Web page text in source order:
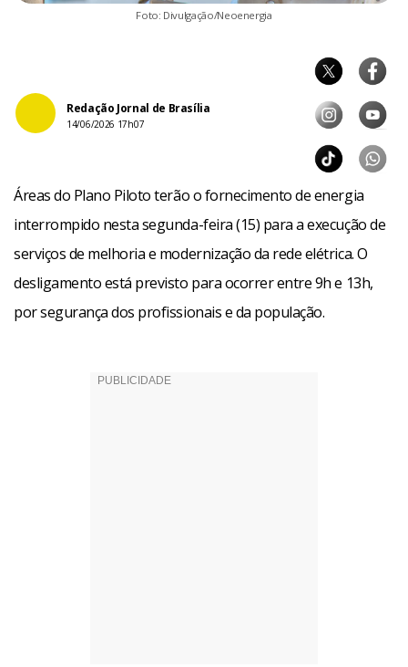
Foto: Divulgação/Neoenergia
Redação Jornal de Brasília
14/06/2026 17h07
Áreas do Plano Piloto terão o fornecimento de energia
interrompido nesta segunda-feira (15) para a execução de
serviços de melhoria e modernização da rede elétrica. O
desligamento está previsto para ocorrer entre 9h e 13h,
por segurança dos profissionais e da população.